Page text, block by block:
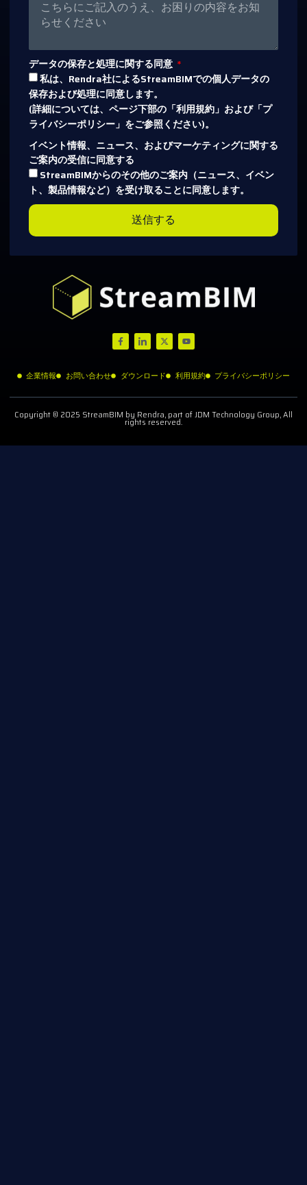
データの保存と処理に関する同意
私は、Rendra社によるStreamBIMでの個人データの
保存および処理に同意します。
(詳細については、ページ下部の「利用規約」および「プ
ライバシーポリシー」をご参照ください)。
イベント情報、ニュース、およびマーケティングに関する
ご案内の受信に同意する
StreamBIMからのその他のご案内（ニュース、イベン
ト、製品情報など）を受け取ることに同意します。
送信する
企業情報 お問い合わせ ダウンロード 利用規約 プライバシーポリシー
Copyright © 2025 StreamBIM by Rendra, part of JDM Technology Group, All
rights reserved.